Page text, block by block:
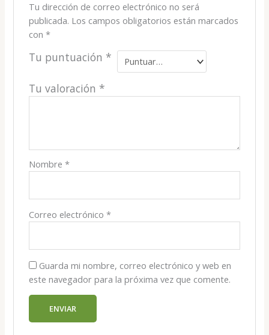
Tu dirección de correo electrónico no será
publicada. Los campos obligatorios están marcados
con *
Tu puntuación *
Tu valoración *
Nombre *
Correo electrónico *
Guarda mi nombre, correo electrónico y web en
este navegador para la próxima vez que comente.